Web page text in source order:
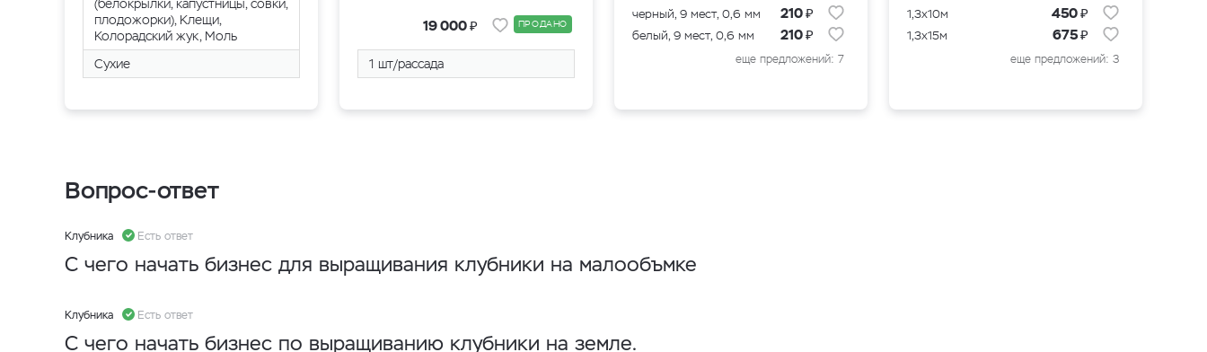
(белокрылки, капустницы, совки,
плодожорки), Клещи,
Колорадский жук, Моль
Сухие
19 000₽ ПРОДАНО
1 шт/рассада
черный, 9 мест, 0,6 мм 210₽
белый, 9 мест, 0,6 мм 210₽
еще предложений: 7
1,3x10м 450₽
1,3x15м 675₽
еще предложений: 3
Вопрос-ответ
Клубника Есть ответ
С чего начать бизнес для выращивания клубники на малообъмке
Клубника Есть ответ
С чего начать бизнес по выращиванию клубники на земле.